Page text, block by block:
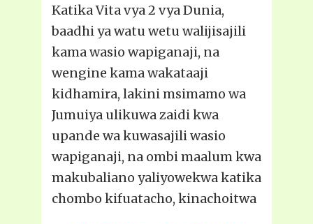
Katika Vita vya 2 vya Dunia,
baadhi ya watu wetu walijisajili
kama wasio wapiganaji, na
wengine kama wakataaji
kidhamira, lakini msimamo wa
Jumuiya ulikuwa zaidi kwa
upande wa kuwasajili wasio
wapiganaji, na ombi maalum kwa
makubaliano yaliyowekwa katika
chombo kifuatacho, kinachoitwa